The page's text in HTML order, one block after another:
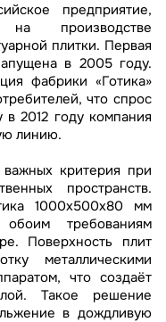
предприятие,
на производстве
плитки. Первая
в 2005 году.
фабрики «Готика»
что спрос
2012 году компания
линию.
критерия при
пространств.
1000x500x80 мм
обоим требованиям
Поверхность плит
металлическими
что создаёт
Такое решение
в дождливую